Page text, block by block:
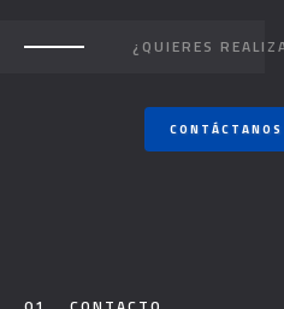
¿QUIERES
CONTÁCTANOS